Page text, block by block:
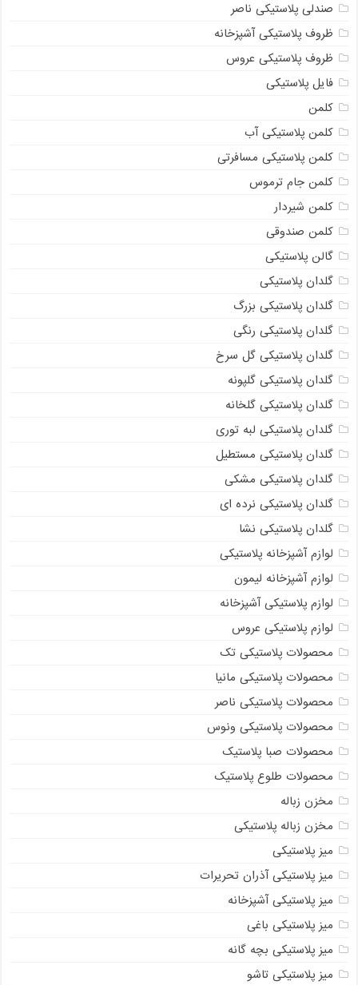
صندلی پلاستیکی ناصر
ظروف پلاستیکی آشپزخانه
ظروف پلاستیکی عروس
فایل پلاستیکی
کلمن
کلمن پلاستیکی آب
کلمن پلاستیکی مسافرتی
کلمن جام ترموس
کلمن شیردار
کلمن صندوقی
گالن پلاستیکی
گلدان پلاستیکی
گلدان پلاستیکی بزرگ
گلدان پلاستیکی رنگی
گلدان پلاستیکی گل سرخ
گلدان پلاستیکی گلپونه
گلدان پلاستیکی گلخانه
گلدان پلاستیکی لبه توری
گلدان پلاستیکی مستطیل
گلدان پلاستیکی مشکی
گلدان پلاستیکی نرده ای
گلدان پلاستیکی نشا
لوازم آشپزخانه پلاستیکی
لوازم آشپزخانه لیمون
لوازم پلاستیکی آشپزخانه
لوازم پلاستیکی عروس
محصولات پلاستیکی تک
محصولات پلاستیکی مانیا
محصولات پلاستیکی ناصر
محصولات پلاستیکی ونوس
محصولات صبا پلاستیک
محصولات طلوع پلاستیک
مخزن زباله
مخزن زباله پلاستیکی
میز پلاستیکی
میز پلاستیکی آذران تحریرات
میز پلاستیکی آشپزخانه
میز پلاستیکی باغی
میز پلاستیکی بچه گانه
میز پلاستیکی تاشو